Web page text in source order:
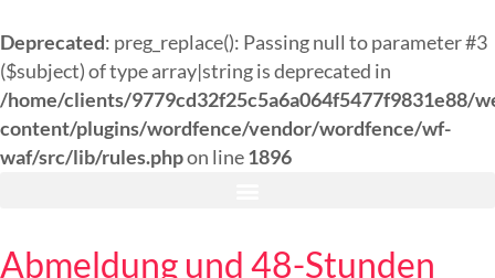
Deprecated: preg_replace(): Passing null to parameter #3
($subject) of type array|string is deprecated in
/home/clients/9779cd32f25c5a6a064f5477f9831e88/
content/plugins/wordfence/vendor/wordfence/wf-
waf/src/lib/rules.phpon line1896
Abmeldung und 48-Stunden